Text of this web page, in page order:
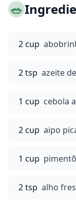
🥗
2 cup
2 tsp azeite
1 cup cebola
2 cup aipo
1 cup
2 tsp alho